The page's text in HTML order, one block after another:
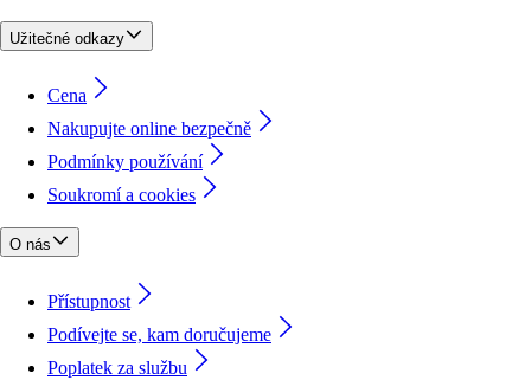
Užitečné odkazy
Cena
Nakupujte online bezpečně
Podmínky používání
Soukromí a cookies
O nás
Přístupnost
Podívejte se, kam doručujeme
Poplatek za službu